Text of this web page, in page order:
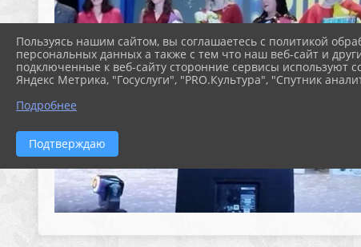
Пользуясь нашим сайтом, вы соглашаетесь с политикой
персональных данных а также с тем что наш веб-сайт и
подключенные к веб-сайту сторонние сервисы используют
Яндекс Метрика, "Госуслуги", "PRO.Культура", "Спутник
Подробнее
Подтверждаю